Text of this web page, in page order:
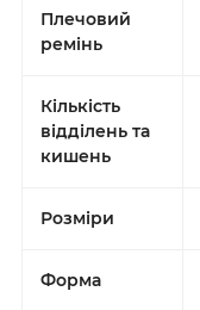
Плечовий
ремінь
Кількість
відділень та
кишень
Розміри
Форма